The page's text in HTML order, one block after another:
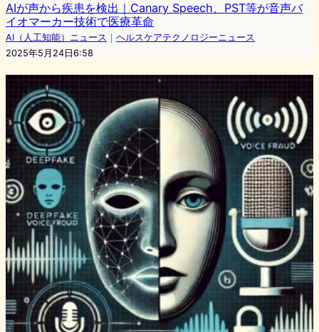
AIが声から疾患を検出｜Canary Speech、PST等が音声バ
イオマーカー技術で医療革命
AI（人工知能）ニュース ｜ ヘルスケアテクノロジーニュース
2025年5月24日6:58